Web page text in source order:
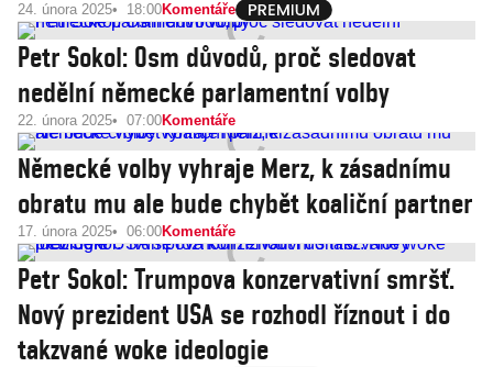
24. února 2025 18:00Komentáře
Petr Sokol: Osm důvodů, proč sledovat
nedělní německé parlamentní volby
22. února 2025 07:00Komentáře
Německé volby vyhraje Merz, k zásadnímu
obratu mu ale bude chybět koaliční partner
17. února 2025 06:00Komentáře
Petr Sokol: Trumpova konzervativní smršť.
Nový prezident USA se rozhodl říznout i do
takzvané woke ideologie